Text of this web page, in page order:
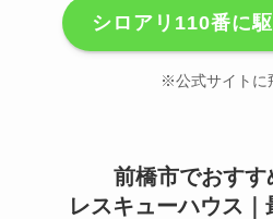
シロアリ110番に
※公式サイトに
前橋市でおす
レスキューハウス